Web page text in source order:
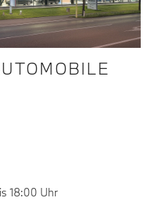
18:00 Uhr